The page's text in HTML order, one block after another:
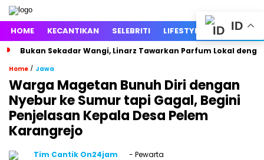
HOME KECANTIKAN SELEBRITI LIFESTYLE
Bukan Sekadar Wangi, Linarz Tawarkan Parfum Lokal
Home / Jawa
Warga Magetan Bunuh Diri dengan
Nyebur ke Sumur tapi Gagal, Begini
Penjelasan Kepala Desa Pelem
Karangrejo
Tim Cantik On24jam
- Pewarta
ID